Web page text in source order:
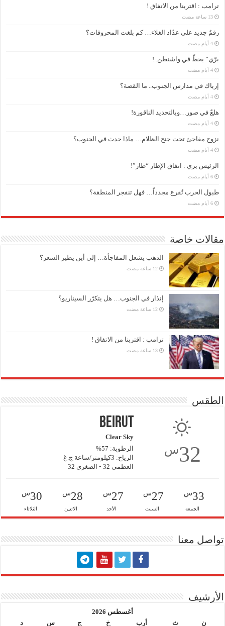
ترامب : اقتربنا من الاتفاق !
‏13 ساعة مضت
رقمٌ جديد على عدّاد الغلاء… كم بلغت المحروقات؟
‏4 أيام مضت
برّي” يحطّ في واشنطن..!
‏4 أيام مضت
إرباك في مدارس الجنوب.. ما القصة؟
‏4 أيام مضت
هلعٌ في صور…وبالتحديد الناقورة!
‏4 أيام مضت
نزوح مفاجئ تحت جنح الظلام… ماذا حدث في الجنوب؟
‏4 أيام مضت
الرئيس بري : اتفاق الإطار “طار”!
‏6 أيام مضت
طبول الحرب تُقرع مجدداً… فهل تنفجر المنطقة؟
‏6 أيام مضت
مقالات خاصة
الذهب يشعل المفاجأة… إلى أين يطير السعر؟
‏12 ساعة مضت
إنذار في الجنوب… هل يتكرّر السيناريو؟
‏12 ساعة مضت
ترامب : اقتربنا من الاتفاق !
‏13 ساعة مضت
الطقس
32س
Beirut
Clear Sky
الرطوبة: 57%
الرياح: 3كيلومتر/ساعة ج.غ
العظمى 32 • الصغرى 32
33س
الجمعة
27س
السبت
27س
الأحد
28س
الاثنين
30س
الثلاثاء
تواصل معنا
الأرشيف
أغسطس 2026
ن
ث أرب خ ج س د